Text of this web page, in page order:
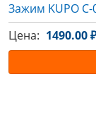
Зажим KUPO C-
Цена: 1490.00 ₽